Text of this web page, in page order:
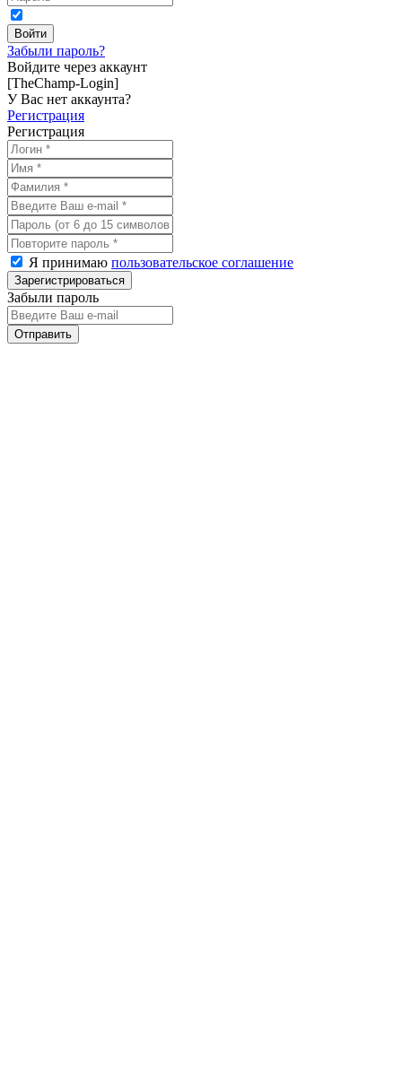
Забыли пароль?
Войдите через аккаунт
[TheChamp-Login]
У Вас нет аккаунта?
Регистрация
Регистрация
Я принимаю пользовательское соглашение
Забыли пароль